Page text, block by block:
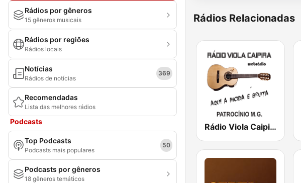
Rádios por gêneros
15 gêneros musicais
Rádios por regiões
Rádios locais
Notícias
Rádios de notícias
369
Recomendadas
Lista das melhores rádios
Podcasts
Top Podcasts
Podcasts mais populares
50
Podcasts por gêneros
18 gêneros temáticos
Rádios Relacionadas
Rádio Viola Caipira